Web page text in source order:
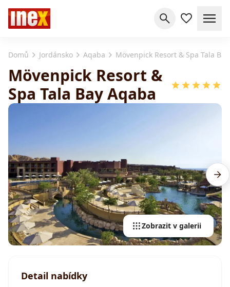
Domů Jordánsko Aqaba Mövenpick Resort & Spa Tala
Mövenpick Resort &
Spa Tala Bay Aqaba
Zobrazit v galerii
Detail nabídky